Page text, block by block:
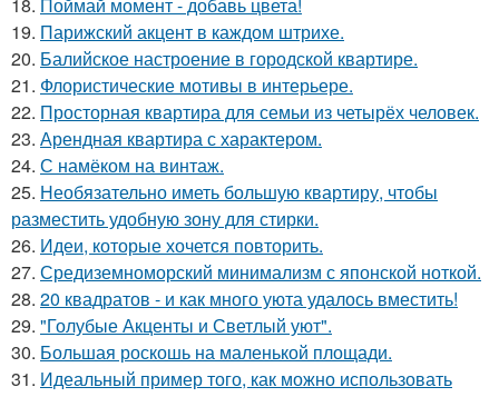
19. Парижский акцент в каждом штрихе.
20. Балийское настроение в городской квартире.
21. Флористические мотивы в интерьере.
22. Просторная квартира для семьи из четырёх человек.
23. Арендная квартира с характером.
24. С намёком на винтаж.
25. Необязательно иметь большую квартиру, чтобы
разместить удобную зону для стирки.
26. Идеи, которые хочется повторить.
27. Средиземноморский минимализм с японской ноткой.
28. 20 квадратов - и как много уюта удалось вместить!
29. "Голубые Акценты и Светлый уют".
30. Большая роскошь на маленькой площади.
31. Идеальный пример того, как можно использовать